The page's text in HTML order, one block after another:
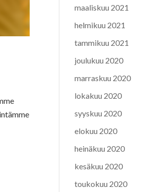
maaliskuu 2021
helmikuu 2021
tammikuu 2021
joulukuu 2020
marraskuu 2020
lokakuu 2020
syyskuu 2020
elokuu 2020
heinäkuu 2020
kesäkuu 2020
toukokuu 2020